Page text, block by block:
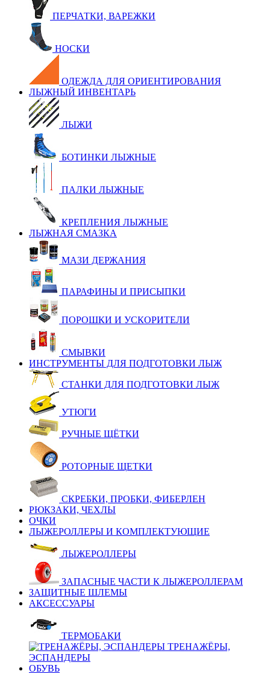
ПЕРЧАТКИ, ВАРЕЖКИ
НОСКИ
ОДЕЖДА ДЛЯ ОРИЕНТИРОВАНИЯ
ЛЫЖНЫЙ ИНВЕНТАРЬ
ЛЫЖИ
БОТИНКИ ЛЫЖНЫЕ
ПАЛКИ ЛЫЖНЫЕ
КРЕПЛЕНИЯ ЛЫЖНЫЕ
ЛЫЖНАЯ СМАЗКА
МАЗИ ДЕРЖАНИЯ
ПАРАФИНЫ И ПРИСЫПКИ
ПОРОШКИ И УСКОРИТЕЛИ
СМЫВКИ
ИНСТРУМЕНТЫ ДЛЯ ПОДГОТОВКИ ЛЫЖ
СТАНКИ ДЛЯ ПОДГОТОВКИ ЛЫЖ
УТЮГИ
РУЧНЫЕ ЩЁТКИ
РОТОРНЫЕ ЩЕТКИ
СКРЕБКИ, ПРОБКИ, ФИБЕРЛЕН
РЮКЗАКИ, ЧЕХЛЫ
ОЧКИ
ЛЫЖЕРОЛЛЕРЫ И КОМПЛЕКТУЮЩИЕ
ЛЫЖЕРОЛЛЕРЫ
ЗАПАСНЫЕ ЧАСТИ К ЛЫЖЕРОЛЛЕРАМ
ЗАЩИТНЫЕ ШЛЕМЫ
АКСЕССУАРЫ
ТЕРМОБАКИ
ТРЕНАЖЁРЫ,
ЭСПАНДЕРЫ
ОБУВЬ